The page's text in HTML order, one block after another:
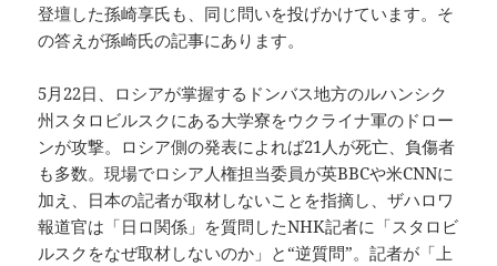
登壇した孫崎享氏も、同じ問いを投げかけています。そ
の答えが孫崎氏の記事にあります。
5月22日、ロシアが掌握するドンバス地方のルハンシク
州スタロビルスクにある大学寮をウクライナ軍のドロー
ンが攻撃。ロシア側の発表によれば21人が死亡、負傷者
も多数。現場でロシア人権担当委員が英BBCや米CNNに
加え、日本の記者が取材しないことを指摘し、ザハロワ
報道官は「日ロ関係」を質問したNHK記者に「スタロビ
ルスクをなぜ取材しないのか」と“逆質問”。記者が「上